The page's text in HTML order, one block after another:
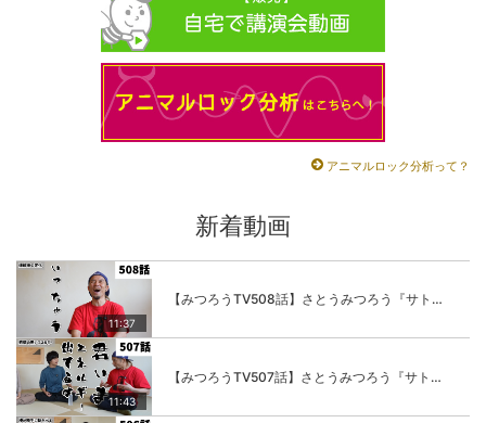
アニマルロック分析って？
新着動画
11:37
【みつろうTV508話】さとうみつろう『サトレル男塾』編④「“毎日”が変わります。楽しく」
11:43
【みつろうTV507話】さとうみつろう『サトレル男塾』編③「快楽は“自分のカラダの内側”にしかない」